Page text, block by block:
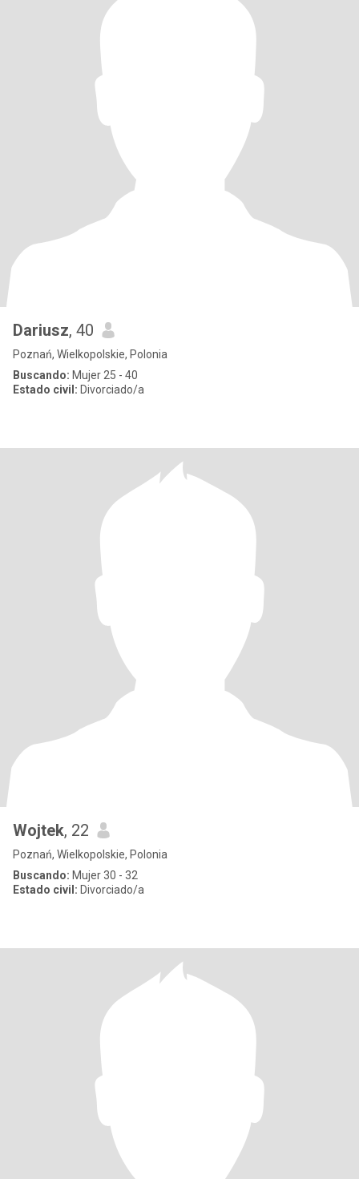
Dariusz, 40
Poznań, Wielkopolskie, Polonia
Buscando: Mujer 25 - 40
Estado civil: Divorciado/a
Wojtek, 22
Poznań, Wielkopolskie, Polonia
Buscando: Mujer 30 - 32
Estado civil: Divorciado/a